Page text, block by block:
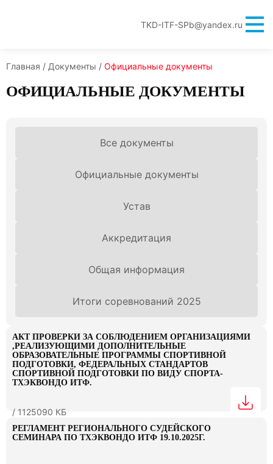
TKD-ITF-SPb@yandex.ru
Главная / Документы / Официальные документы
ОФИЦИАЛЬНЫЕ ДОКУМЕНТЫ
Все документы
Официальные документы
Устав
Аккредитация
Общая информация
Итоги соревнований 2025
АКТ ПРОВЕРКИ ЗА СОБЛЮДЕНИЕМ ОРГАНИЗАЦИЯМИ
,РЕАЛИЗУЮЩИМИ ДОПОЛНИТЕЛЬНЫЕ
ОБРАЗОВАТЕЛЬНЫЕ ПРОГРАММЫ СПОРТИВНОЙ
ПОДГОТОВКИ, ФЕДЕРАЛЬНЫХ СТАНДАРТОВ
СПОРТИВНОЙ ПОДГОТОВКИ ПО ВИДУ СПОРТА-
ТХЭКВОНДО ИТФ.
/ 1125090 КБ
РЕГЛАМЕНТ РЕГИОНАЛЬНОГО СУДЕЙСКОГО
СЕМИНАРА ПО ТХЭКВОНДО ИТФ 19.10.2025Г.